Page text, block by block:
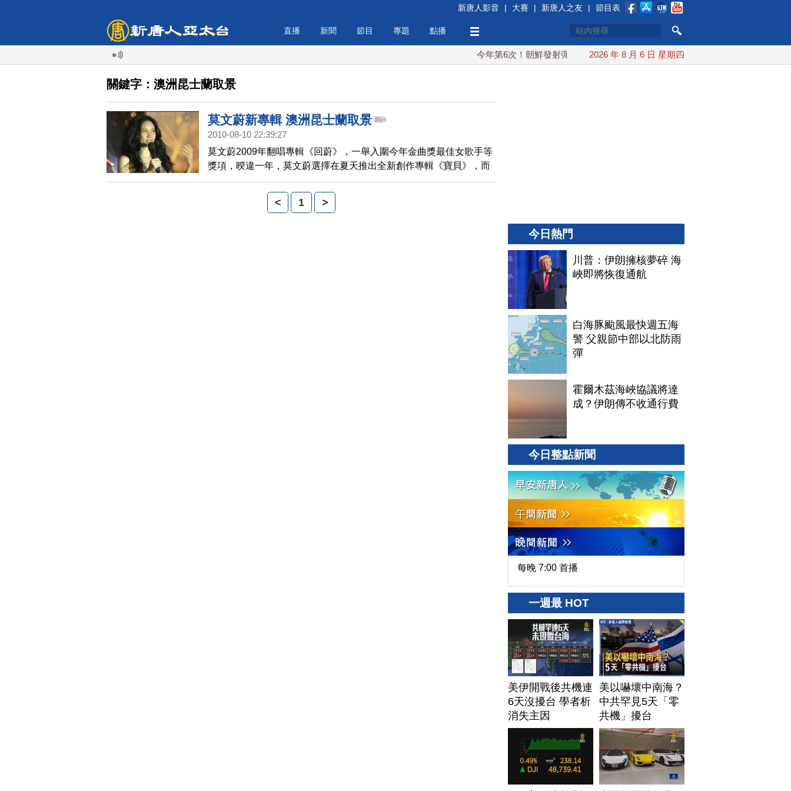
新唐人影音 | 大賽 | 新唐人之友 | 節目表
直播 新聞 節目 專題 點播
今年第6次！朝鮮發射彈道導彈 落日本EEZ外 紅海戰火續升溫 也門胡塞武裝
2026 年 8 月 6 日 星期四
關鍵字：澳洲昆士蘭取景
莫文蔚新專輯 澳洲昆士蘭取景
2010-08-10 22:39:27
莫文蔚2009年翻唱專輯《回蔚》，一舉入圍今年金曲獎最佳女歌手等
獎項，暌違一年，莫文蔚選擇在夏天推出全新創作專輯《寶貝》，而
且十首歌曲，全部自己所創作。
< 1 >
今日熱門
川普：伊朗擁核夢碎 海
峽即將恢復通航
白海豚颱風最快週五海
警 父親節中部以北防雨
彈
霍爾木茲海峽協議將達
成？伊朗傳不收通行費
今日整點新聞
每晚 7:00 首播
一週最 HOT
美伊開戰後共機連
6天沒擾台 學者析
消失主因
美以嚇壞中南海？
中共罕見5天「零
共機」擾台